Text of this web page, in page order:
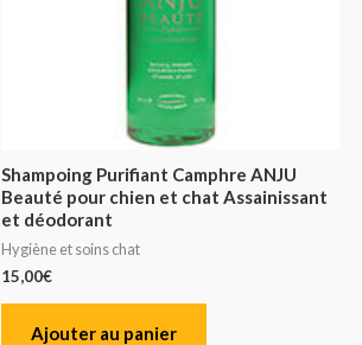
Shampoing Purifiant Camphre ANJU
Beauté pour chien et chat Assainissant
et déodorant
Hygiène et soins chat
15,00€
Ajouter au panier